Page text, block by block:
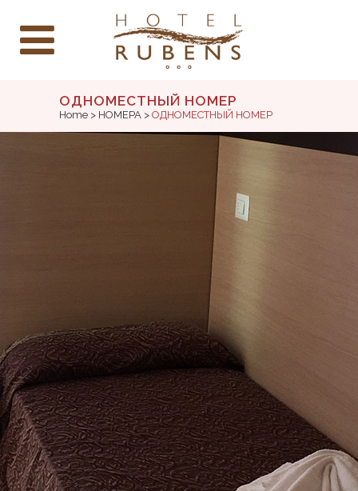
ОДНОМЕСТНЫЙ НОМЕР
Home > НОМЕРА > ОДНОМЕСТНЫЙ НОМЕР